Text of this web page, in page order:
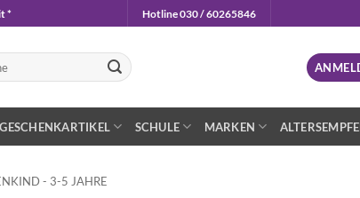
* Hotline 030 / 60265846
GESCHENKARTIKEL SCHULE MARKEN
- 3-5 JAHRE